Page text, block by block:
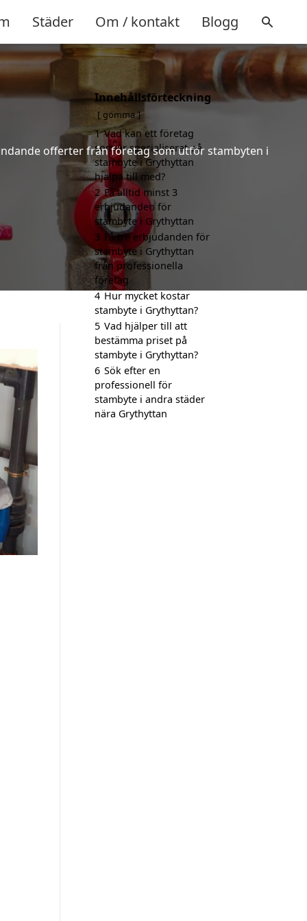
Städer Om / kontakt Blogg
offerter från företag som utför stambyten i
Innehållsförteckning
gömma
1 Vad kan ett företag
som är specialiserat på
stambyte i Grythyttan
hjälpa till med?
2 Få alltid minst 3
erbjudanden för
stambyte i Grythyttan
3 Få tre erbjudanden för
stambyte i Grythyttan
från professionella
företag
4 Hur mycket kostar
stambyte i Grythyttan?
5 Vad hjälper till att
bestämma priset på
stambyte i Grythyttan?
6 Sök efter en
professionell för
stambyte i andra städer
nära Grythyttan